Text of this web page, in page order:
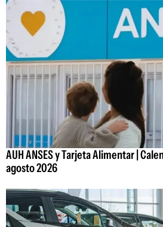
AUH ANSES y Tarjeta Alimentar |
agosto 2026